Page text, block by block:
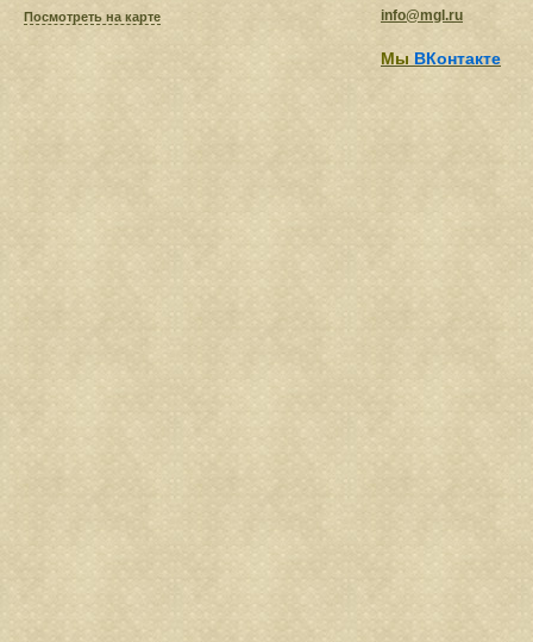
Посмотреть на карте info@mgl.ru
Мы ВКонтакте